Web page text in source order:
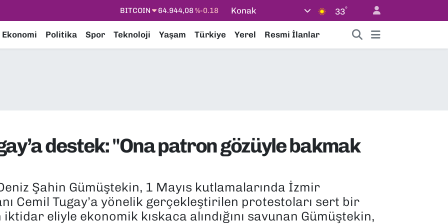
DOLAR 47,7436%0.18
STERLİN
64,4811%0.38
Konak 33°
Ekonomi Politika Spor Teknoloji Yaşam Türkiye Yerel Resmi İlanlar
destek: "Ona patron gözüyle bakmak
Şahin Gümüştekin, 1 Mayıs kutlamalarında İzmir
Cemil Tugay’a yönelik gerçekleştirilen protestoları sert bir
eliyle ekonomik kıskaca alındığını savunan Gümüştekin,